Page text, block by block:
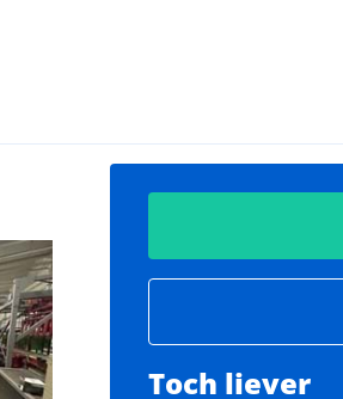
Toch liever